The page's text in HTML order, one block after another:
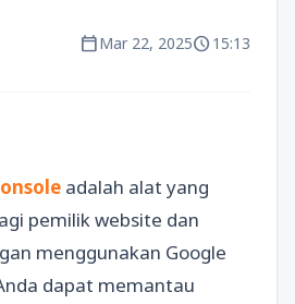
calendar_todayMar 22, 2025schedule15:13
adalah alat yang
pemilik website dan
menggunakan Google
dapat memantau